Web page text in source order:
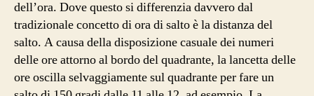
dell’ora. Dove questo si differenzia davvero dal
tradizionale concetto di ora di salto è la distanza del
salto. A causa della disposizione casuale dei numeri
delle ore attorno al bordo del quadrante, la lancetta delle
ore oscilla selvaggiamente sul quadrante per fare un